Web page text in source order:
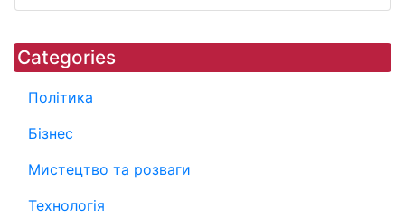
Categories
Політика
Бізнес
Мистецтво та розваги
Технологія